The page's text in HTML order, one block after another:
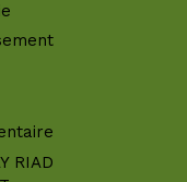
RIAD